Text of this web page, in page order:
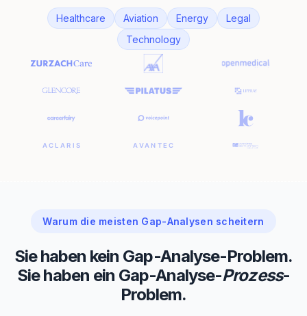
Healthcare Aviation Energy
Legal
Technology
Warum die meisten Gap-Analysen scheitern
Sie haben kein Gap-Analyse-Problem.
Sie haben ein Gap-Analyse-Prozess-
Problem.